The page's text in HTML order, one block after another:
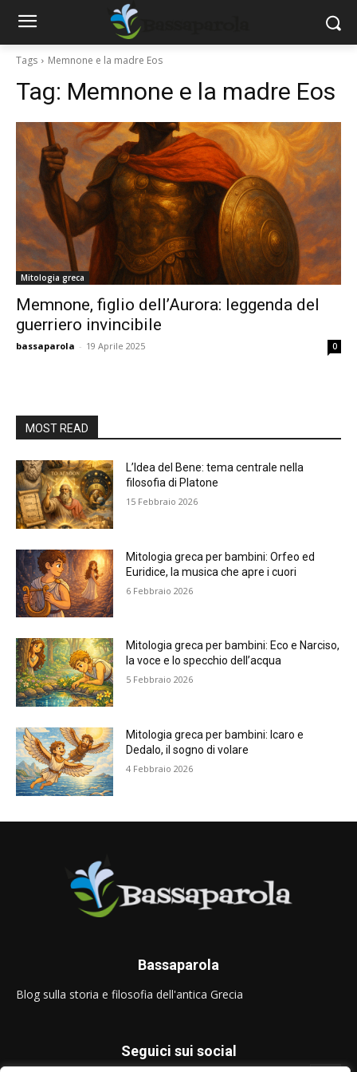
Tags Memnone e la madre Eos
Tag: Memnone e la madre Eos
Mitologia greca
Memnone, figlio dell’Aurora: leggenda del
guerriero invincibile
bassaparola - 19 Aprile 2025 0
MOST READ
L’Idea del Bene: tema centrale nella
filosofia di Platone
15 Febbraio 2026
Mitologia greca per bambini: Orfeo ed
Euridice, la musica che apre i cuori
6 Febbraio 2026
Mitologia greca per bambini: Eco e Narciso,
la voce e lo specchio dell’acqua
5 Febbraio 2026
Mitologia greca per bambini: Icaro e
Dedalo, il sogno di volare
4 Febbraio 2026
Bassaparola
Blog sulla storia e filosofia dell'antica Grecia
Seguici sui social